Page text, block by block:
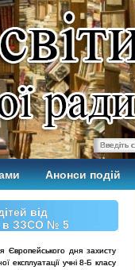
Анонси подій
від
в ЗЗСО № 5
Європейського дня захисту
експлуатації учні 8-Б класу